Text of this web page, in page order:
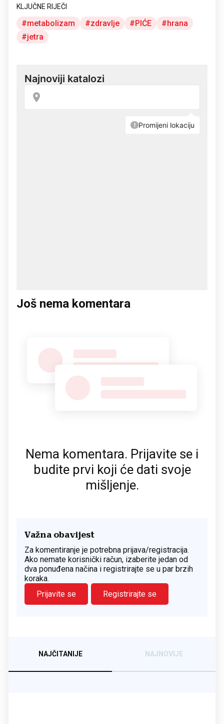
KLJUČNE RIJEČI
metabolizam zdravlje PIĆE
hrana
jetra
Još nema komentara
Nema komentara. Prijavite se i
budite prvi koji će dati svoje
mišljenje.
Važna obavijest
Za komentiranje je potrebna prijava/registracija.
Ako nemate korisnički račun, izaberite jedan od
dva ponuđena načina i registrirajte se u par brzih
koraka.
Prijavite se
Registrirajte se
NAJČITANIJE NAJNOVIJE